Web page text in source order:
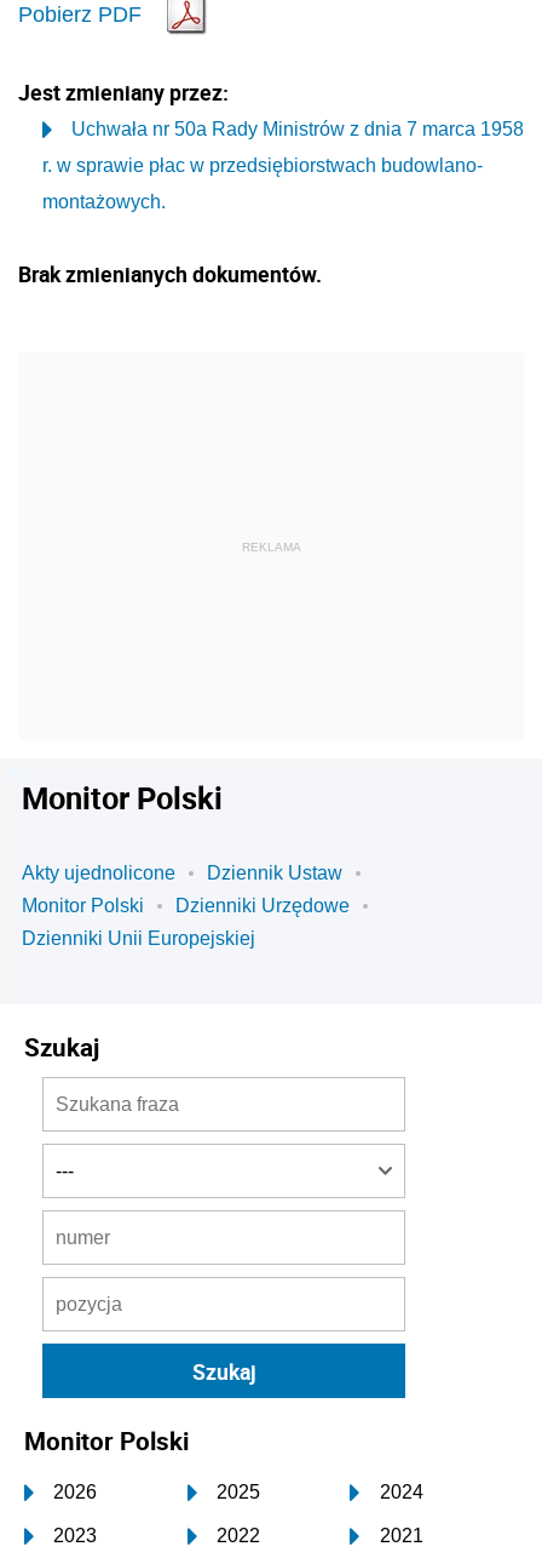
Pobierz PDF
Jest zmieniany przez:
Uchwała nr 50a Rady Ministrów z dnia 7 marca 1958
r. w sprawie płac w przedsiębiorstwach budowlano-
montażowych.
Brak zmienianych dokumentów.
Monitor Polski
Akty ujednolicone
Dziennik Ustaw
Monitor Polski
Dzienniki Urzędowe
Dzienniki Unii Europejskiej
Szukaj
Monitor Polski
2026 2025 2024
2023 2022 2021